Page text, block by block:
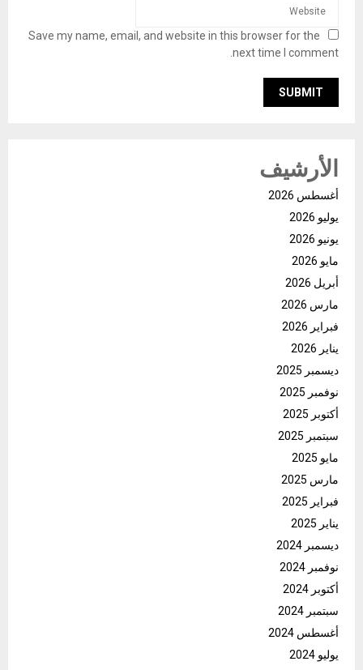
Save my name, email, and website in this browser for the
next time I comment.
الأرشيف
أغسطس 2026
يوليو 2026
يونيو 2026
مايو 2026
أبريل 2026
مارس 2026
فبراير 2026
يناير 2026
ديسمبر 2025
نوفمبر 2025
أكتوبر 2025
سبتمبر 2025
مايو 2025
مارس 2025
فبراير 2025
يناير 2025
ديسمبر 2024
نوفمبر 2024
أكتوبر 2024
سبتمبر 2024
أغسطس 2024
يوليو 2024